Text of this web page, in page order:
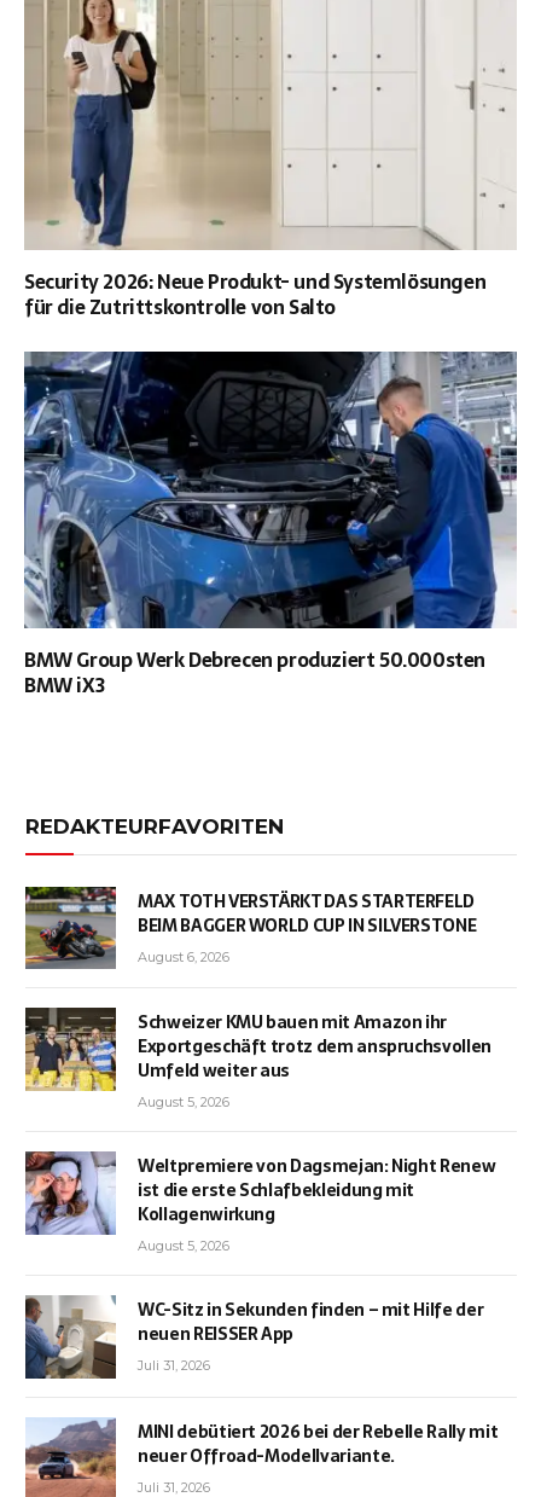
Security 2026: Neue Produkt- und Systemlösungen
für die Zutrittskontrolle von Salto
BMW Group Werk Debrecen produziert 50.000sten
BMW iX3
REDAKTEURFAVORITEN
MAX TOTH VERSTÄRKT DAS STARTERFELD
BEIM BAGGER WORLD CUP IN SILVERSTONE
August 6, 2026
Schweizer KMU bauen mit Amazon ihr
Exportgeschäft trotz dem anspruchsvollen
Umfeld weiter aus
August 5, 2026
Weltpremiere von Dagsmejan: Night Renew
ist die erste Schlafbekleidung mit
Kollagenwirkung
August 5, 2026
WC-Sitz in Sekunden finden – mit Hilfe der
neuen REISSER App
Juli 31, 2026
MINI debütiert 2026 bei der Rebelle Rally mit
neuer Offroad-Modellvariante.
Juli 31, 2026